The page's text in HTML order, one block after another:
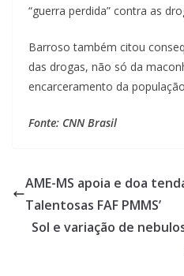
“guerra perdida” contra as
Barroso também citou
das drogas, não só da
encarceramento da
Fonte: CNN Brasil
AME-MS apoia e doa
Talentosas FAF PMMS’
Sol e variação de